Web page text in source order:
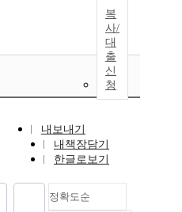
복
사/
대
출
신
청
내보내기
내책장담기
한글로보기
정확도순